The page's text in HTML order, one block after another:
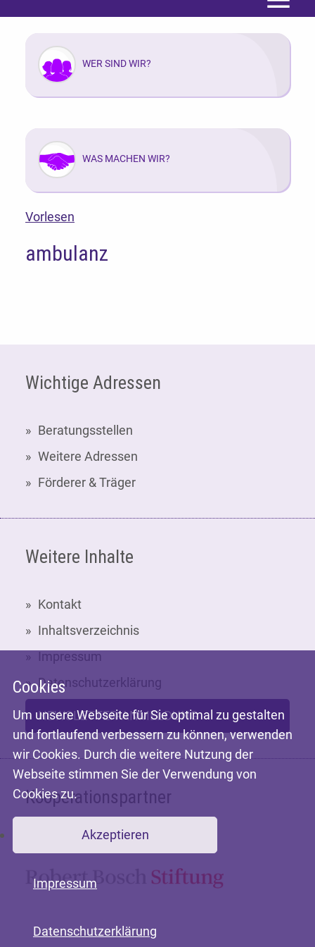
Menü
WER SIND WIR?
WAS MACHEN WIR?
Vorlesen
ambulanz
Wichtige Adressen
Beratungsstellen
Weitere Adressen
Förderer & Träger
Weitere Inhalte
Kontakt
Inhaltsverzeichnis
Impressum
Datenschutzerklärung
NEWSLETTER-ANMELDUNG
Kooperationspartner
Mit freundlicher Unterstützung der
Cookies
Um unsere Webseite für Sie optimal zu gestalten
und fortlaufend verbessern zu können, verwenden
wir Cookies. Durch die weitere Nutzung der
Webseite stimmen Sie der Verwendung von
Cookies zu.
Akzeptieren
Impressum
Datenschutzerklärung